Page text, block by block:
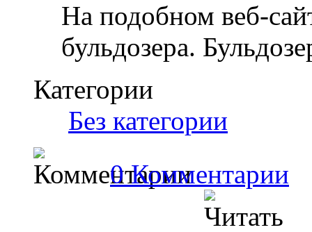
На подобном веб-
бульдозера.
Категории
Без категории
0 Комментарии